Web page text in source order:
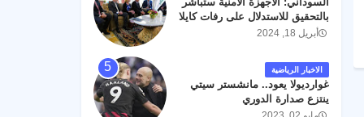
رحمته ، و انا لله وانا اليه راجعون .
بالتحقيق للاستدلال على رفات كايلا
مولرأبريل 18, 2024
الاخبار الرياضية
غوارديولا يعود.. مانشستر سيتي
ينتزع صدارة الدوري